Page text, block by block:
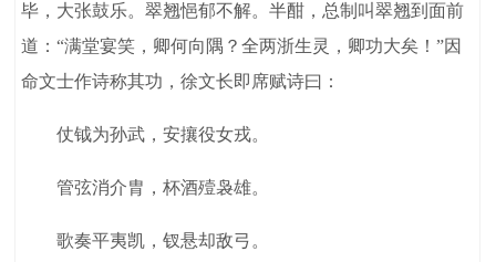
毕，大张鼓乐。翠翘悒郁不解。半酣，总制叫翠翘到面前
道：“满堂宴笑，卿何向隅？全两浙生灵，卿功大矣！”因
命文士作诗称其功，徐文长即席赋诗曰：
仗钺为孙武，安攘役女戎。
管弦消介胄，杯酒殪袅雄。
歌奏平夷凯，钗悬却敌弓。